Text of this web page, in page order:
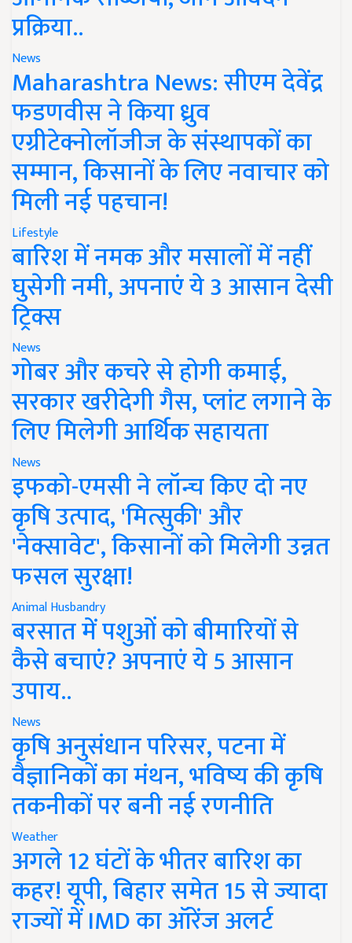
प्रक्रिया..
News
Maharashtra News: सीएम देवेंद्र
फडणवीस ने किया ध्रुव
एग्रीटेक्नोलॉजीज के संस्थापकों का
सम्मान, किसानों के लिए नवाचार को
मिली नई पहचान!
Lifestyle
बारिश में नमक और मसालों में नहीं
घुसेगी नमी, अपनाएं ये 3 आसान देसी
ट्रिक्स
News
गोबर और कचरे से होगी कमाई,
सरकार खरीदेगी गैस, प्लांट लगाने के
लिए मिलेगी आर्थिक सहायता
News
इफको-एमसी ने लॉन्च किए दो नए
कृषि उत्पाद, 'मित्सुकी' और
'नेक्सावेट', किसानों को मिलेगी उन्नत
फसल सुरक्षा!
Animal Husbandry
बरसात में पशुओं को बीमारियों से
कैसे बचाएं? अपनाएं ये 5 आसान
उपाय..
News
कृषि अनुसंधान परिसर, पटना में
वैज्ञानिकों का मंथन, भविष्य की कृषि
तकनीकों पर बनी नई रणनीति
Weather
अगले 12 घंटों के भीतर बारिश का
कहर! यूपी, बिहार समेत 15 से ज्यादा
राज्यों में IMD का ऑरेंज अलर्ट